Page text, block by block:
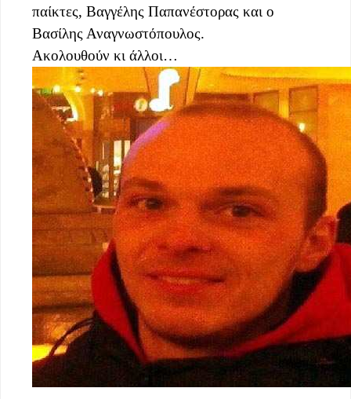
παίκτες, Βαγγέλης Παπανέστορας και ο
Βασίλης Αναγνωστόπουλος.
Ακολουθούν κι άλλοι…